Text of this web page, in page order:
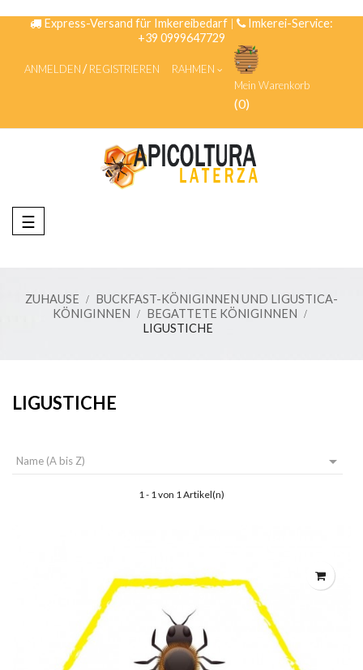
Express-Versand für Imkereibedarf |
Imkerei-Service:
+39 0999647729
ANMELDEN REGISTRIEREN
RAHMEN
Mein Warenkorb
(0)
Umschalten
der
☰
ZUHAUSE
BUCKFAST-KÖNIGINNEN UND LIGUSTICA-
KÖNIGINNEN
BEGATTETE KÖNIGINNEN
LIGUSTICHE
LIGUSTICHE
Name (A bis Z) 
1 - 1 von 1 Artikel(n)